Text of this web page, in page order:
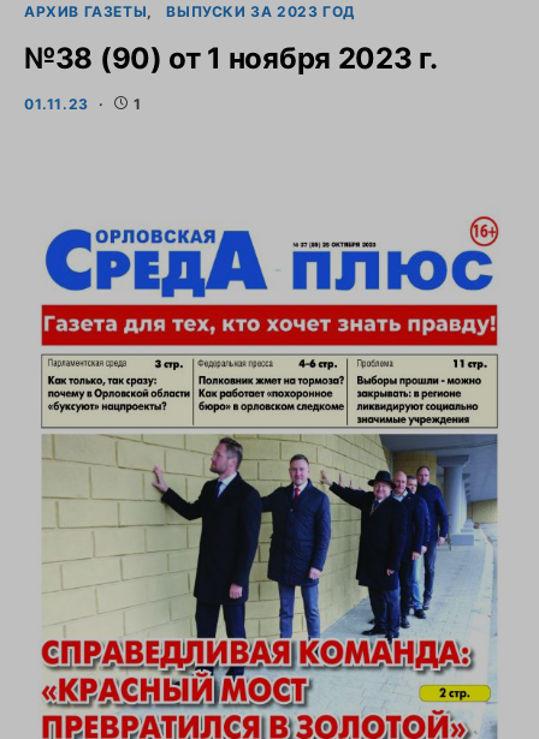
АРХИВ ГАЗЕТЫ ВЫПУСКИ ЗА 2023 ГОД
№38 (90) от 1 ноября 2023 г.
01.11.23 1